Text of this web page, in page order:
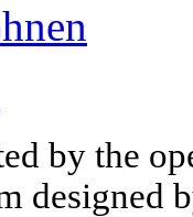
by the
designed